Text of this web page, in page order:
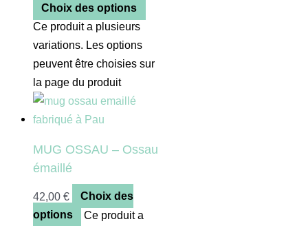
Choix des options
Ce produit a plusieurs
variations. Les options
peuvent être choisies sur
la page du produit
MUG OSSAU – Ossau
émaillé
42,00 €
Choix des
options
Ce produit a